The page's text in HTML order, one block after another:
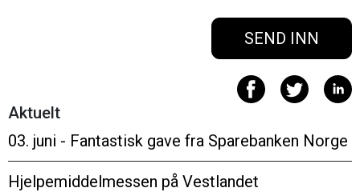
Aktuelt
03. juni - Fantastisk gave fra Sparebanken Norge
Hjelpemiddelmessen på Vestlandet